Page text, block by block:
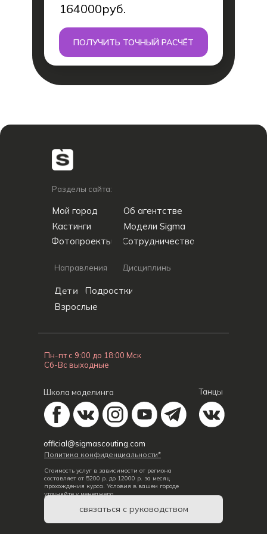
164000руб.
ПОЛУЧИТЬ ТОЧНЫЙ РАСЧЁТ
Пн-пт с 9:00 до 18:00 Мск
Сб-Вс выходные
Разделы сайта:
Мой город
Кастинги
Об агентстве
Модели Sigma
Сотрудничество
Фотопроекты
Стоимость услуг в зависимости от региона
составляет от 5200 р. до 12000 р. за месяц
прохождения курса. Условия в вашем городе
уточняйте у менеджера.
Политика конфиденциальности*
official@sigmascouting.com
связаться с руководством
Направления Дисциплины
Дети
Школа моделинга Танцы
Подростки
Взрослые